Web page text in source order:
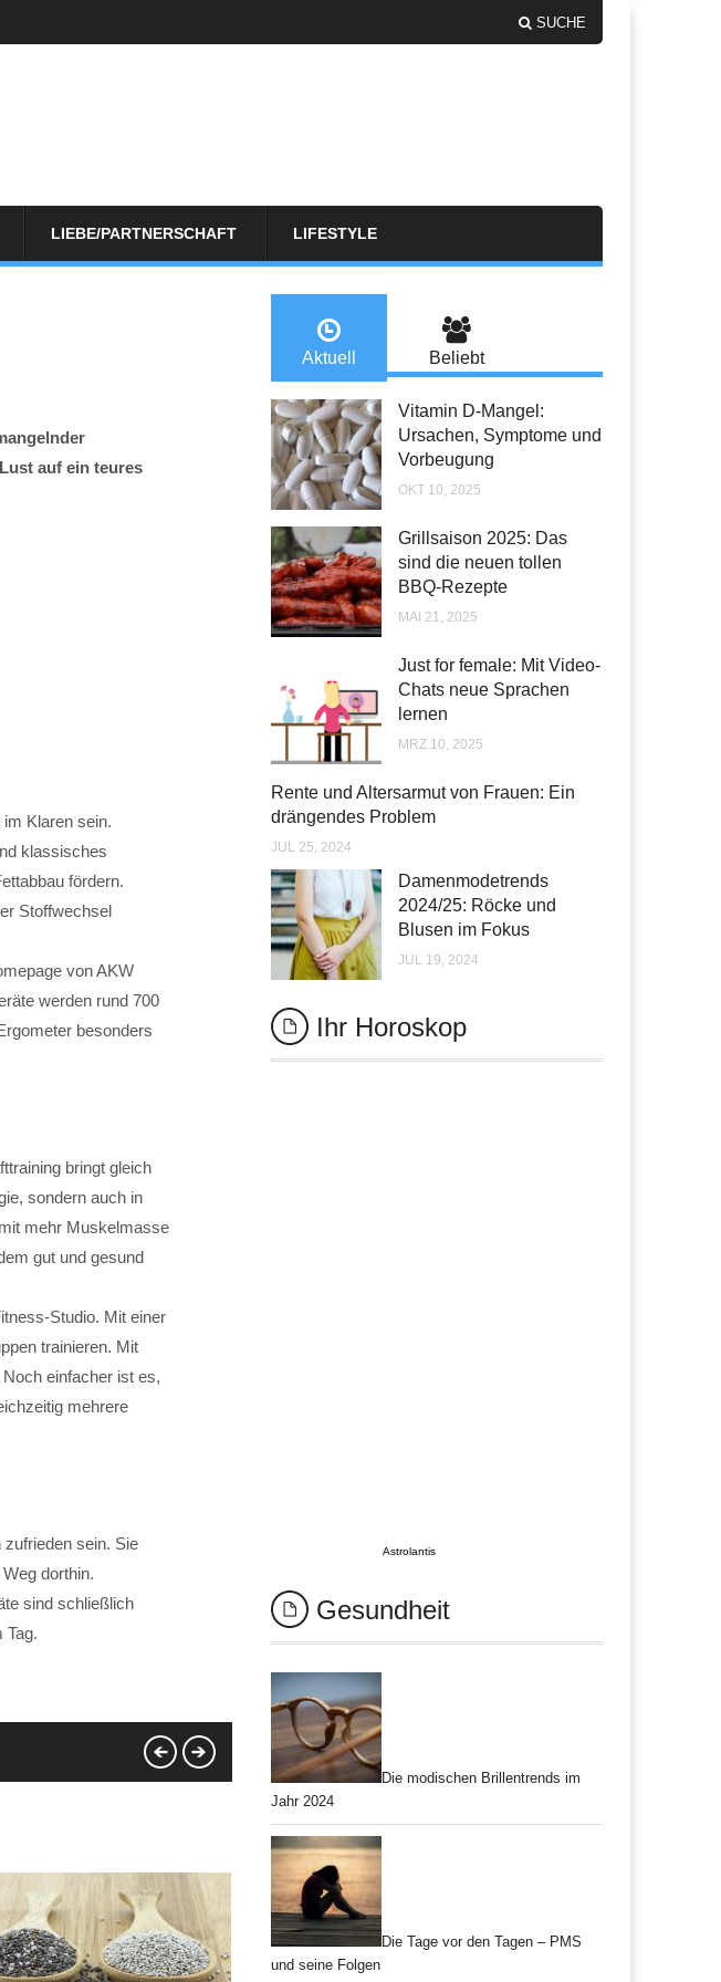
SUCHE
LIEBE/PARTNERSCHAFT LIFESTYLE
auf ein teures
Klaren sein.
klassisches
fördern.
Stoffwechsel
von AKW
werden rund 700
besonders
bringt gleich
sondern auch in
mehr Muskelmasse
gut und gesund
Studio. Mit einer
trainieren. Mit
einfacher ist es,
mehrere
sein. Sie
dorthin.
sind schließlich
Tag.
Aktuell Beliebt
Vitamin D-Mangel:
Ursachen, Symptome und
Vorbeugung
OKT 10, 2025
Grillsaison 2025: Das
sind die neuen tollen
BBQ-Rezepte
MAI 21, 2025
Just for female: Mit Video-
Chats neue Sprachen
lernen
MRZ 10, 2025
Rente und Altersarmut von Frauen: Ein
drängendes Problem
JUL 25, 2024
Damenmodetrends
2024/25: Röcke und
Blusen im Fokus
JUL 19, 2024
Ihr Horoskop
Astrolantis
Gesundheit
Die modischen Brillentrends im
Jahr 2024
Die Tage vor den Tagen – PMS
und seine Folgen